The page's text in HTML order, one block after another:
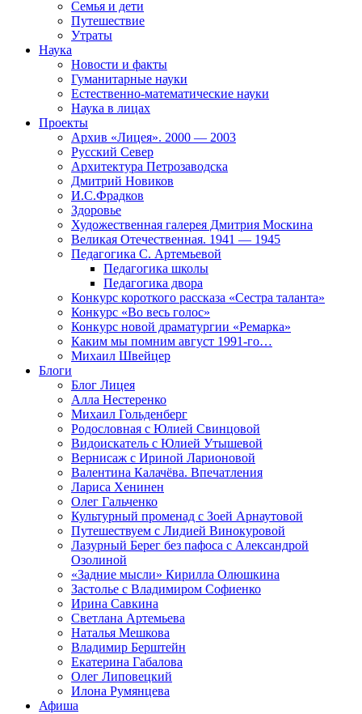
Семья и дети
Путешествие
Утраты
Наука
Новости и факты
Гуманитарные науки
Естественно-математические науки
Наука в лицах
Проекты
Архив «Лицея». 2000 — 2003
Русский Север
Архитектура Петрозаводска
Дмитрий Новиков
И.С.Фрадков
Здоровье
Художественная галерея Дмитрия Москина
Великая Отечественная. 1941 — 1945
Педагогика С. Артемьевой
Педагогика школы
Педагогика двора
Конкурс короткого рассказа «Сестра таланта»
Конкурс «Во весь голос»
Конкурс новой драматургии «Ремарка»
Каким мы помним август 1991-го…
Михаил Швейцер
Блоги
Блог Лицея
Алла Нестеренко
Михаил Гольденберг
Родословная с Юлией Свинцовой
Видоискатель с Юлией Утышевой
Вернисаж с Ириной Ларионовой
Валентина Калачёва. Впечатления
Лариса Хенинен
Олег Гальченко
Культурный променад с Зоей Арнаутовой
Путешествуем с Лидией Винокуровой
Лазурный Берег без пафоса с Александрой
Озолиной
«Задние мысли» Кирилла Олюшкина
Застолье с Владимиром Софиенко
Ирина Савкина
Светлана Артемьева
Наталья Мешкова
Владимир Берштейн
Екатерина Габалова
Олег Липовецкий
Илона Румянцева
Афиша